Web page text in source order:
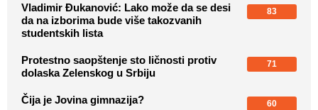
Vladimir Đukanović: Lako može da se desi
da na izborima bude više takozvanih
studentskih lista
83
Protestno saopštenje sto ličnosti protiv
dolaska Zelenskog u Srbiju
71
Čija je Jovina gimnazija? 60